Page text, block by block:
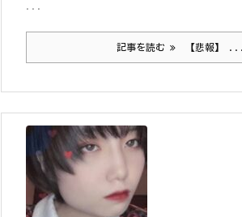
...
記事を読む 【悲報】 ...